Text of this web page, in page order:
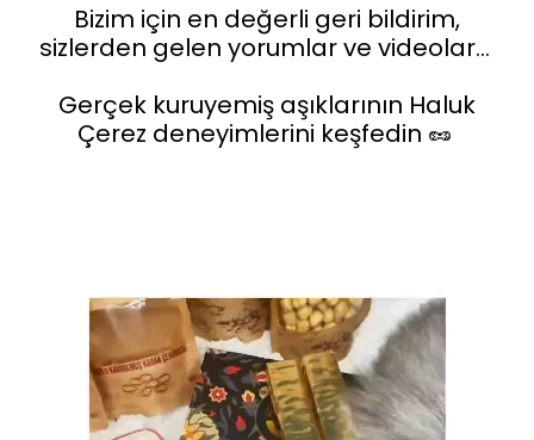
Bizim için en değerli geri bildirim,
sizlerden gelen yorumlar ve videolar…
Gerçek kuruyemiş aşıklarının Haluk
Çerez deneyimlerini keşfedin 🥜